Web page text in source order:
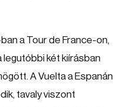
a Tour de France-on,
legutóbbi két kiírásban
A Vuelta a Espanán
tavaly viszont